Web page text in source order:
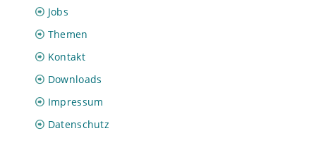
Jobs
Themen
Kontakt
Downloads
Impressum
Datenschutz